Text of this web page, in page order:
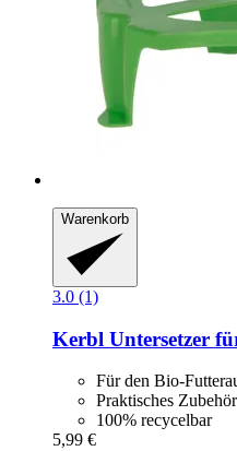
Warenkorb
3.0 (1)
Kerbl Untersetzer
Für den Bio-
Praktisches Zubehör
100% recycelbar
5,99 €